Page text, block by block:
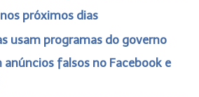
próximos dias
usam programas do governo
anúncios falsos no Facebook e